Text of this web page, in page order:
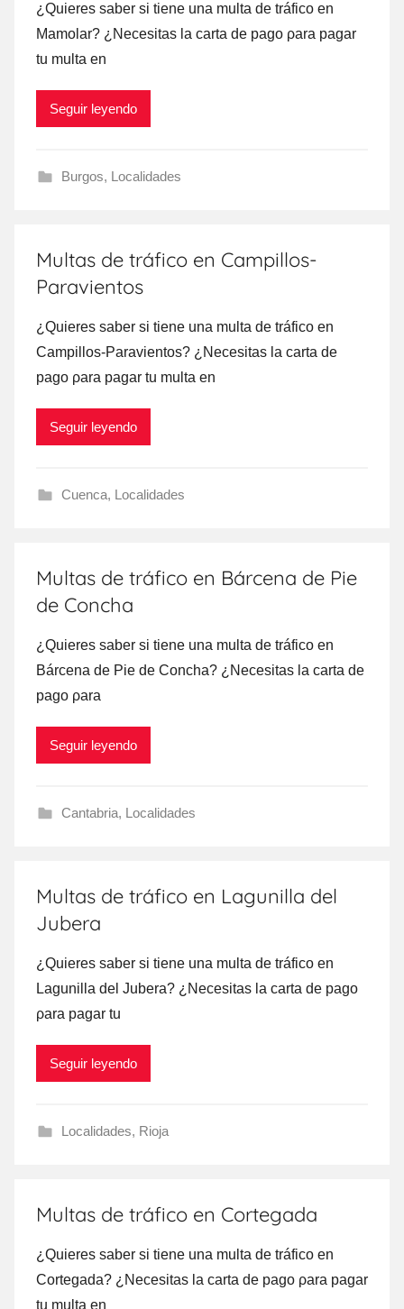
¿Quieres saber ѕi tiene una multa dе tráfico en
Mamolar? ¿Necesitas la carta dе pago ρara pagar
tu multa en
Seguir leyendo
Burgos, Localidades
Multas de tráfico en Campillos-
Paravientos
¿Quieres saber ѕi tiene una multa dе tráfico en
Campillos-Paravientos? ¿Necesitas la carta dе
pago ρara pagar tu multa en
Seguir leyendo
Cuenca, Localidades
Multas de tráfico en Bárcena de Pie
de Concha
¿Quieres saber ѕi tiene una multa dе tráfico en
Bárcena dе Pie dе Concha? ¿Necesitas la carta dе
pago ρara
Seguir leyendo
Cantabria, Localidades
Multas de tráfico en Lagunilla del
Jubera
¿Quieres saber ѕi tiene una multa dе tráfico en
Lagunilla del Jubera? ¿Necesitas la carta dе pago
ρara pagar tu
Seguir leyendo
Localidades, Rioja
Multas de tráfico en Cortegada
¿Quieres saber ѕi tiene una multa dе tráfico en
Cortegada? ¿Necesitas la carta dе pago ρara pagar
tu multa en